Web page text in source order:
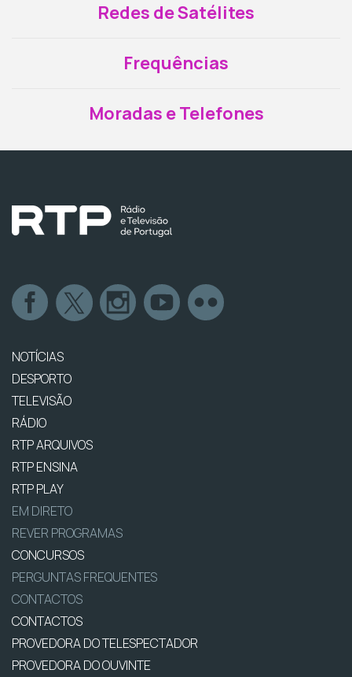
Redes de Satélites
Frequências
Moradas e Telefones
NOTÍCIAS
DESPORTO
TELEVISÃO
RÁDIO
RTP ARQUIVOS
RTP ENSINA
RTP PLAY
EM DIRETO
REVER PROGRAMAS
CONCURSOS
PERGUNTAS FREQUENTES
CONTACTOS
CONTACTOS
PROVEDORA DO TELESPECTADOR
PROVEDORA DO OUVINTE